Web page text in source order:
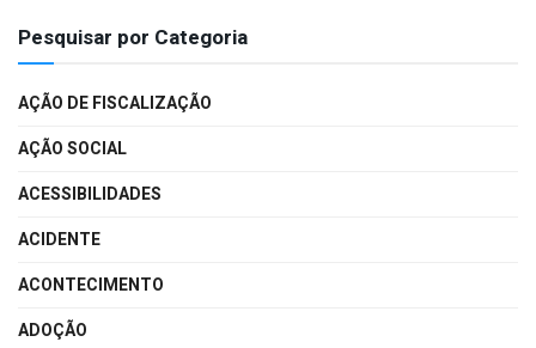
Pesquisar por Categoria
AÇÃO DE FISCALIZAÇÃO
AÇÃO SOCIAL
ACESSIBILIDADES
ACIDENTE
ACONTECIMENTO
ADOÇÃO